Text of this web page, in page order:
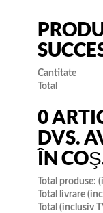
Cantitate
Total
0
DVS.
ÎN
Total produse:
Total livrare
Total (inclusiv